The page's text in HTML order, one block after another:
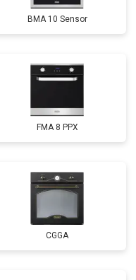
BMA 10 Sensor
FMA 8 PPX
CGGA